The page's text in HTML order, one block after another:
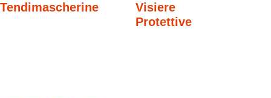
Tendimascherine
Visiere
Protettive